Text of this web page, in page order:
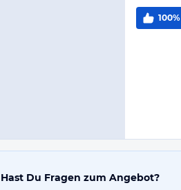
100%
Hast Du Fragen zum Angebot?